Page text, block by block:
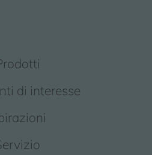
di interesse